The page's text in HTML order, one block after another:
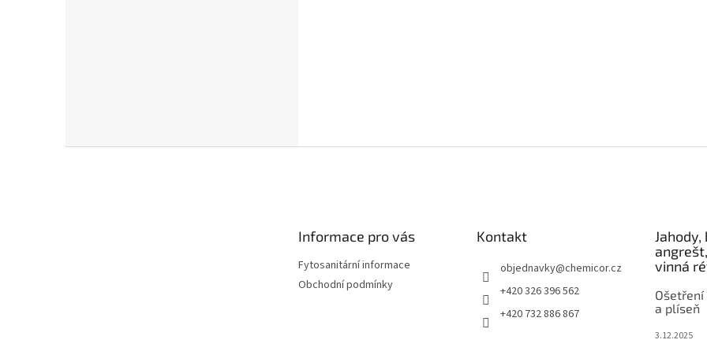
Informace pro vás
Fytosanitární informace
Obchodní podmínky
Kontakt
objednavky@chemicor.cz
+420 326 396 562
+420 732 886 867
vinná
a plíseň
3.12.2025